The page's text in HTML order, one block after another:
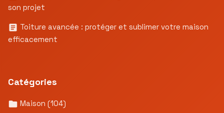
son projet
Toiture avancée : protéger et sublimer votre maison
efficacement
Catégories
Maison (104)